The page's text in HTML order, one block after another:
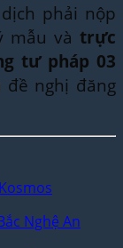
phải nộp
mẫu và trực
tư pháp 03
đề nghị đăng
Nghệ An